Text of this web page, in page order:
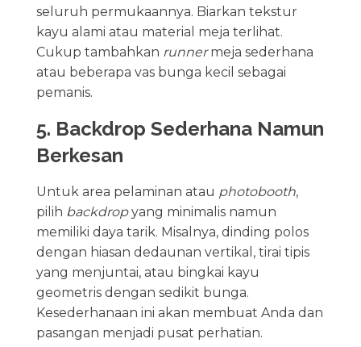
seluruh permukaannya. Biarkan tekstur
kayu alami atau material meja terlihat.
Cukup tambahkan runnermeja sederhana
atau beberapa vas bunga kecil sebagai
pemanis.
5. Backdrop Sederhana Namun
Berkesan
Untuk area pelaminan atau photobooth,
pilih backdropyang minimalis namun
memiliki daya tarik. Misalnya, dinding polos
dengan hiasan dedaunan vertikal, tirai tipis
yang menjuntai, atau bingkai kayu
geometris dengan sedikit bunga.
Kesederhanaan ini akan membuat Anda dan
pasangan menjadi pusat perhatian.